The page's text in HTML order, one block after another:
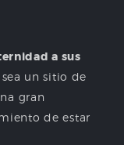
a sus
un sitio de
gran
de estar